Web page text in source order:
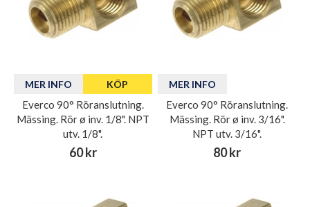
MER INFO KÖP
Everco 90° Röranslutning.
Mässing. Rör ø inv. 1/8". NPT
utv. 1/8".
60 kr
MER INFO
Everco 90° Röranslutning.
Mässing. Rör ø inv. 3/16".
NPT utv. 3/16".
80 kr